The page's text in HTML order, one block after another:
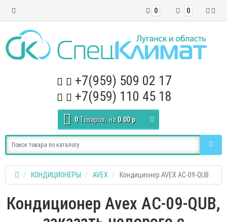
0
0
+7(959) 509 02 17
+7(959) 110 45 18
0 Tоваров, на 0.00 р.
КОНДИЦИОНЕРЫ AVEX Кондиционер AVEX AC-09-QUB
Кондиционер Avex AC-09-QUB,